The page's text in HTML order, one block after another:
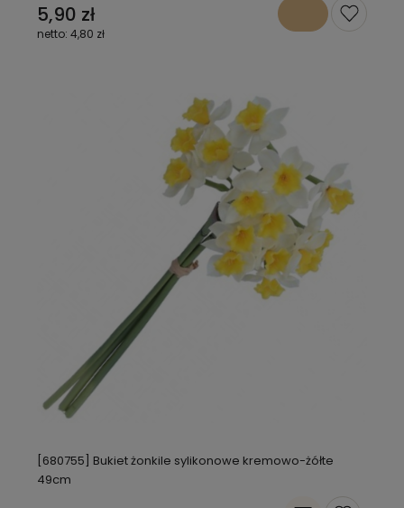
5,90 zł
4,80 zł
[680755] Bukiet żonkile sylikonowe kremowo-żółte
49cm